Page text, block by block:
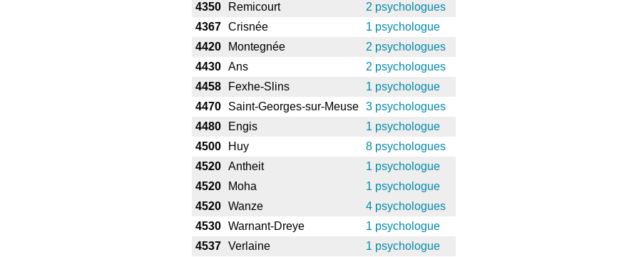
4350
Remicourt
2 psychologues
4367
Crisnée
1 psychologue
4420
Montegnée
2 psychologues
4430
Ans
2 psychologues
4458
Fexhe-Slins
1 psychologue
4470
Saint-Georges-sur-Meuse
3 psychologues
4480
Engis
1 psychologue
4500
Huy
8 psychologues
4520
Antheit
1 psychologue
4520
Moha
1 psychologue
4520
Wanze
4 psychologues
4530
Warnant-Dreye
1 psychologue
4537
Verlaine
1 psychologue